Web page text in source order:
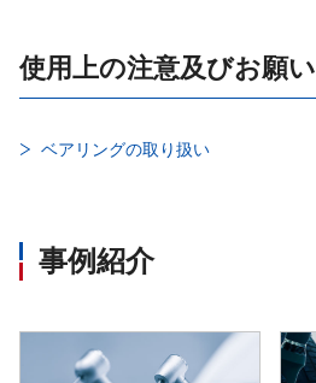
使用上の注意及びお願い
ベアリングの取り扱い
事例紹介